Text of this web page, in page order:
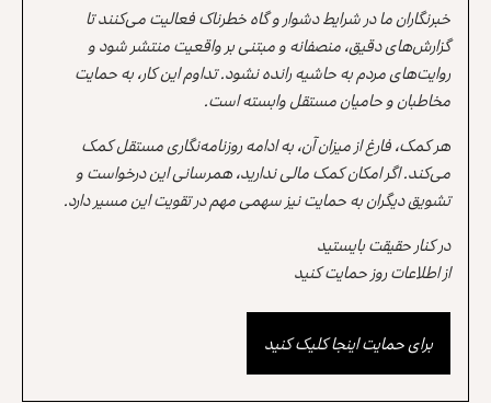
خبرنگاران ما در شرایط دشوار و گاه خطرناک فعالیت می‌کنند تا
گزارش‌های دقیق، منصفانه و مبتنی بر واقعیت منتشر شود و
روایت‌های مردم به حاشیه رانده نشود. تداوم این کار، به حمایت
مخاطبان و حامیان مستقل وابسته است.
هر کمک، فارغ از میزان آن، به ادامه روزنامه‌نگاری مستقل کمک
می‌کند. اگر امکان کمک مالی ندارید، همرسانی این درخواست و
تشویق دیگران به حمایت نیز سهمی مهم در تقویت این مسیر دارد.
در کنار حقیقت بایستید
از اطلاعات روز حمایت کنید
برای حمایت اینجا کلیک کنید